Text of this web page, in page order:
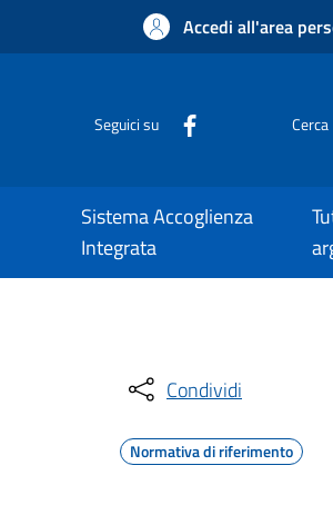
Accedi all'area
Seguici su Cerca
Sistema Accoglienza
Integrata
Condividi
Normativa di riferimento